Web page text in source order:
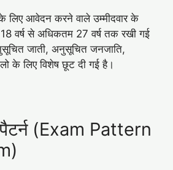
लिए आवेदन करने वाले उम्मीदवार के
वर्ष से अधिकतम 27 वर्ष तक रखी गई
जाती, अनुसूचित जनजाति,
के लिए विशेष छूट दी गई है।
पैटर्न (Exam Pattern